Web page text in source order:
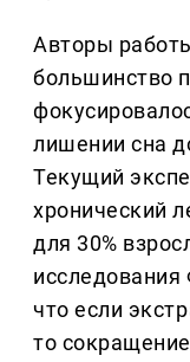
Авторы
большинство
лишении сна
Текущий
хронический
для 30%
исследования
что если
то